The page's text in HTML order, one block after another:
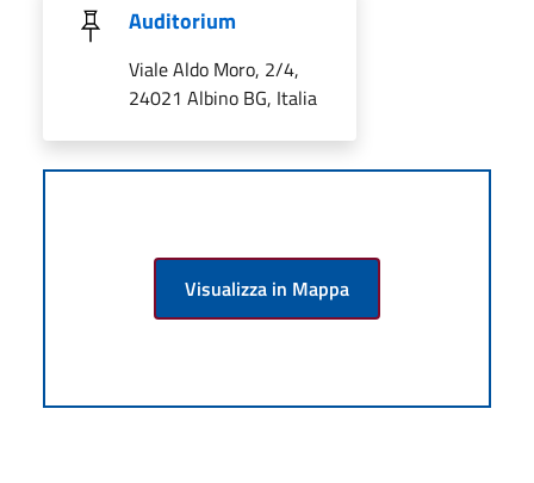
Auditorium
Viale Aldo Moro, 2/4,
24021 Albino BG, Italia
Visualizza in Mappa